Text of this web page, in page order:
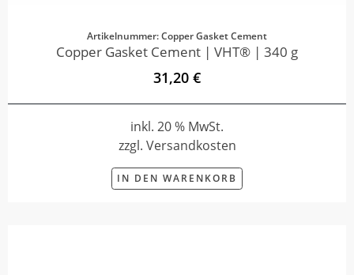
Artikelnummer: Copper Gasket Cement
Copper Gasket Cement | VHT® | 340 g
31,20 €
inkl. 20 % MwSt.
zzgl. Versandkosten
IN DEN WARENKORB